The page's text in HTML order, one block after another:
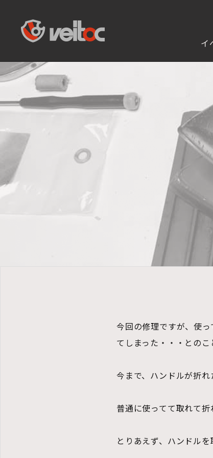
イ
今回の修理ですが、使
てしまった・・・とのこ
今まで、ハンドルが折
普通に使ってて取れて
とりあえず、ハンドル